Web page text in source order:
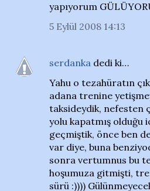
yapıyorum
5 Eylül 2008 14:13
serdanka dedi ki…
Yahu o tezahüratın
adana trenine
taksideydik, nefesten
yolu kapatmış olduğu
geçmiştik, önce ben
var diye, buna
sonra vertumnus bu
hoşumuza gitmişti,
sürü :))))